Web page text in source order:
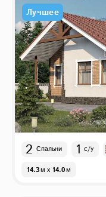
Лучшее
2 Спальни 1 с/у
14.3м x 14.0м